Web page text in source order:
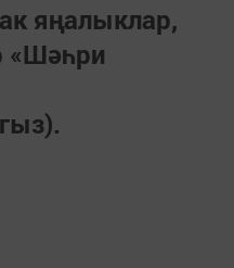
яңалыклар,
«Шәһри